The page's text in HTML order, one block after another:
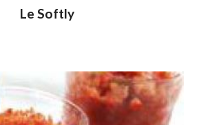
Le Softly